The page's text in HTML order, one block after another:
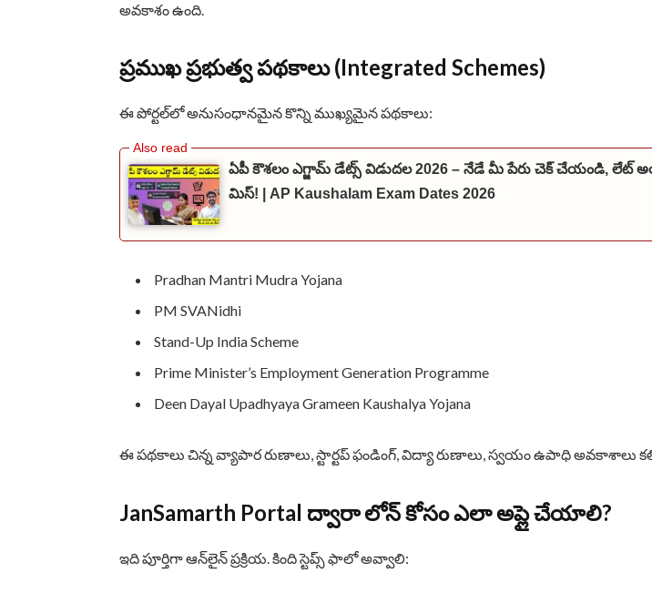
అవకాశం ఉంది.
ప్రముఖ ప్రభుత్వ పథకాలు (Integrated Schemes)
ఈ పోర్టల్‌లో అనుసంధానమైన కొన్ని ముఖ్యమైన పథకాలు:
ఏపీ కౌశలం ఎగ్జామ్ డేట్స్ విడుదల 2026 – నేడే మీ పేరు చెక్ చేయండి, లేట్
మిస్! | AP Kaushalam Exam Dates 2026
Pradhan Mantri Mudra Yojana
PM SVANidhi
Stand-Up India Scheme
Prime Minister’s Employment Generation Programme
Deen Dayal Upadhyaya Grameen Kaushalya Yojana
ఈ పథకాలు చిన్న వ్యాపార రుణాలు, స్టార్టప్ ఫండింగ్, విద్యా రుణాలు, స్వయం ఉపాధి అవకాశాలు
JanSamarth Portal ద్వారా లోన్ కోసం ఎలా అప్లై చేయాలి?
ఇది పూర్తిగా ఆన్‌లైన్ ప్రక్రియ. కింది స్టెప్స్ ఫాలో అవ్వాలి: